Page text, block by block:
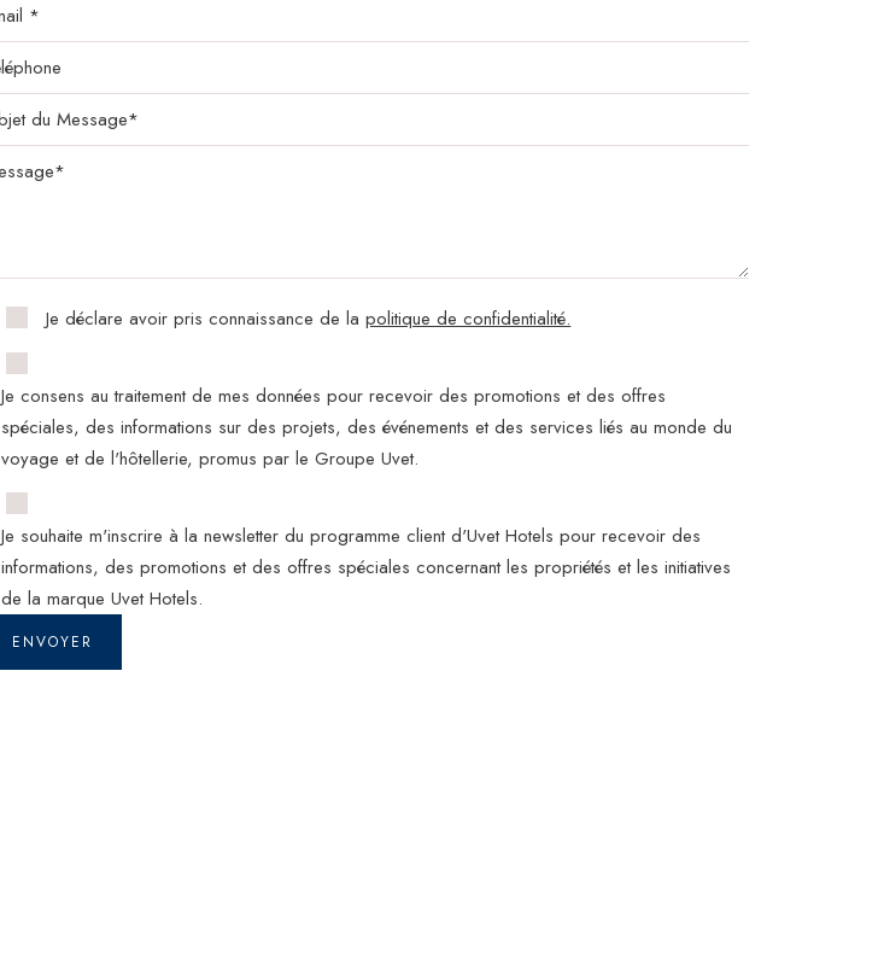
Je déclare avoir pris connaissance de lapolitique de confidentialité.
Je consens au traitement de mes données pour recevoir des promotions et des offres
spéciales, des informations sur des projets, des événements et des services liés au monde du
voyage et de l'hôtellerie, promus par le Groupe Uvet.
Je souhaite m'inscrire à la newsletter du programme client d'Uvet Hotels pour recevoir des
informations, des promotions et des offres spéciales concernant les propriétés et les initiatives
de la marque Uvet Hotels.
ENVOYER